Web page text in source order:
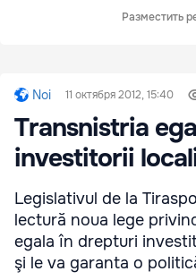
Разместить
Noi 11 октября 2012, 15:40
Transnistria
investitorii
Legislativul de la
lectură noua lege
egala în drepturi
şi le va garanta o